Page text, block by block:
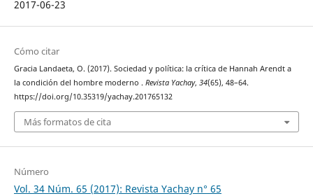
2017-06-23
Cómo citar
Gracia Landaeta, O. (2017). Sociedad y política: la crítica de Hannah Arendt a
la condición del hombre moderno . Revista Yachay, 34(65), 48–64.
https://doi.org/10.35319/yachay.201765132
Más formatos de cita
Número
Vol. 34 Núm. 65 (2017): Revista Yachay n° 65